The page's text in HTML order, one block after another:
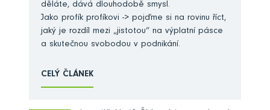
děláte, dává dlouhodobě smysl.
Jako profík profíkovi -> pojďme si na rovinu říct,
jaký je rozdíl mezi „jistotou“ na výplatní pásce
a skutečnou svobodou v podnikání.
CELÝ ČLÁNEK